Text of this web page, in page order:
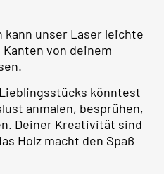
unser Laser leichte
von deinem
könntest
anmalen, besprühen,
Deiner Kreativität sind
Holz macht den Spaß